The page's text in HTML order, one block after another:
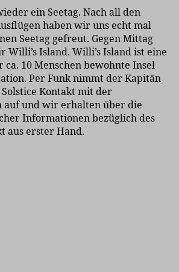
ein Seetag. Nach all den
haben wir uns echt mal
Seetag gefreut. Gegen Mittag
Island. Willi’s Island ist eine
10 Menschen bewohnte Insel
Per Funk nimmt der Kapitän
Kontakt mit der
auf und wir erhalten über die
Informationen bezüglich des
aus erster Hand.